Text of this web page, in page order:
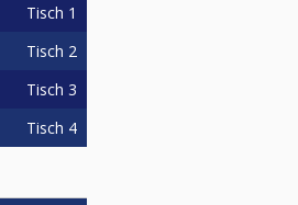
Tisch 1
Tisch 2
Tisch 3
Tisch 4